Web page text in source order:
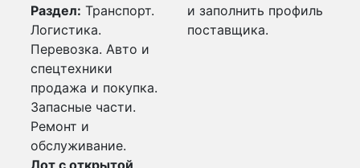
Раздел: Транспорт.
Логистика.
Перевозка. Авто и
спецтехники
продажа и покупка.
Запасные части.
Ремонт и
обслуживание.
Лот с открытой
и заполнить профиль
поставщика.